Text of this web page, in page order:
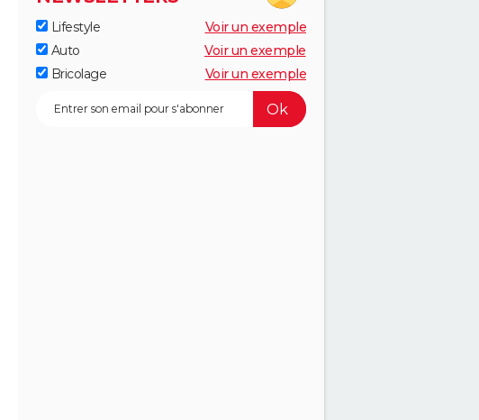
Lifestyle
Voir un exemple
Auto
Voir un exemple
Bricolage
Voir un exemple